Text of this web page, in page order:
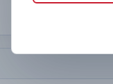
MOC